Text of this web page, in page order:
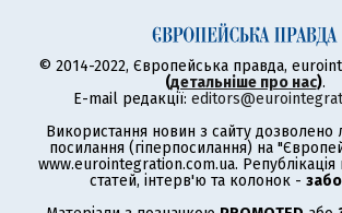
© 2014-2022, Європейська правда,
(детальніше про нас).
E-mail редакції:
Використання новин з сайту
посилання (гіперпосилання) на
www.eurointegration.com.ua. Републікація
статей, інтерв'ю та колонок -